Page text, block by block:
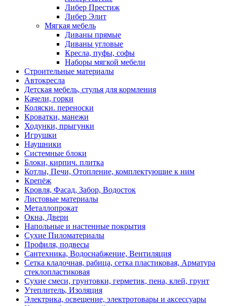
Либер Престиж
Либер Элит
Мягкая мебель
Диваны прямые
Диваны угловые
Кресла, пуфы, софы
Наборы мягкой мебели
Строительные материалы
Автокресла
Детская мебель, стулья для кормления
Качели, горки
Коляски. переноски
Кроватки, манежи
Ходунки, прыгунки
Игрушки
Наушники
Системные блоки
Блоки, кирпич. плитка
Котлы, Печи, Отопление, комплектующие к ним
Крепёж
Кровля, Фасад, Забор, Водосток
Листовые материалы
Металлопрокат
Окна, Двери
Напольные и настенные покрытия
Сухие Пиломатериалы
Профиля, подвесы
Сантехника, Водоснабжение, Вентиляция
Сетка кладочная, рабица, сетка пластиковая, Арматура
стеклопластиковая
Сухие смеси, грунтовки, герметик, пена, клей, грунт
Утеплитель, Изоляция
Электрика, освещение, электротовары и аксессуары